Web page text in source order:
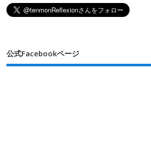
公式Facebookページ